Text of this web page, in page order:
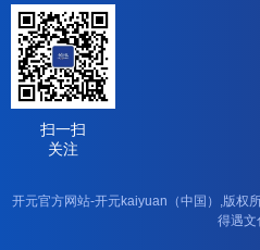
扫一扫
关注
开元官方网站-开元kaiyuan（中国）,版权
得遇文